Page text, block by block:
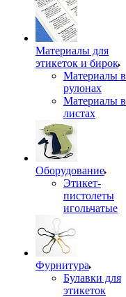
Материалы для
этикеток и бирок
Материалы в
рулонах
Материалы в
листах
Оборудование
Этикет-
пистолеты
игольчатые
Фурнитура
Булавки для
этикеток